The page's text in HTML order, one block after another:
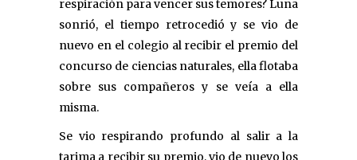
respiración para vencer sus temores? Luna
sonrió, el tiempo retrocedió y se vio de
nuevo en el colegio al recibir el premio del
concurso de ciencias naturales, ella flotaba
sobre sus compañeros y se veía a ella
misma.
Se vio respirando profundo al salir a la
tarima a recibir su premio, vio de nuevo los